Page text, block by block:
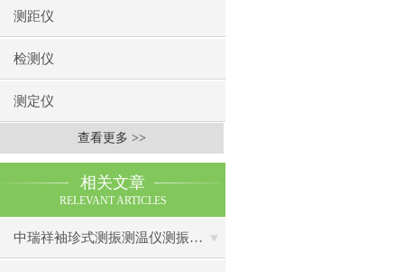
测距仪
检测仪
测定仪
查看更多 >>
相关文章
RELEVANT ARTICLES
中瑞祥袖珍式测振测温仪测振仪使用注意事项工作原理